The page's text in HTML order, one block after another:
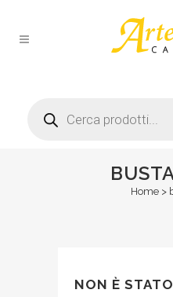
search
Home >
NON È